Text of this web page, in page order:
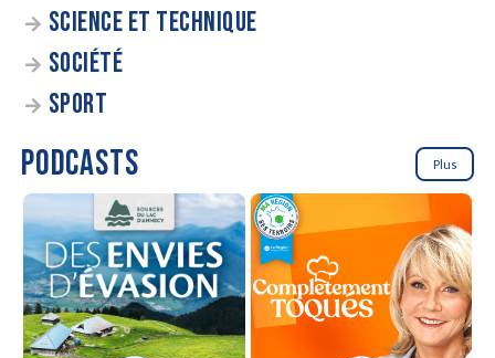
SCIENCE ET TECHNIQUE
SOCIÉTÉ
SPORT
PODCASTS Plus